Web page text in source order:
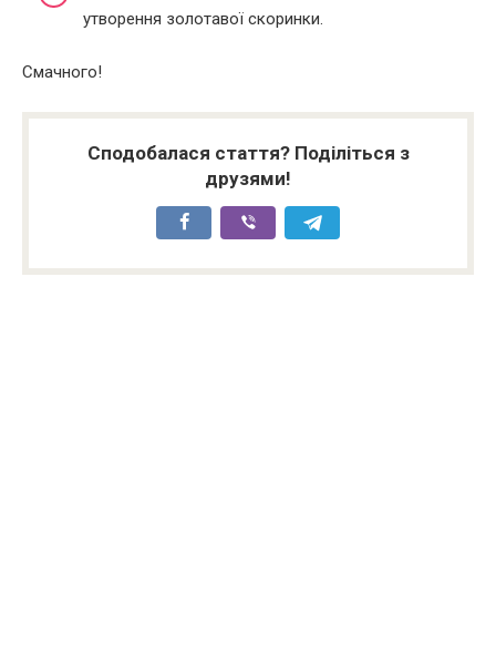
утворення золотавої скоринки.
Смачного!
Сподобалася стаття? Поділіться з
друзями!